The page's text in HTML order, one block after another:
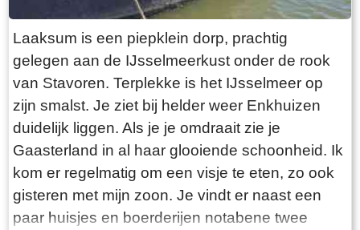
Laaksum is een piepklein dorp, prachtig
gelegen aan de IJsselmeerkust onder de rook
van Stavoren. Terplekke is het IJsselmeer op
zijn smalst. Je ziet bij helder weer Enkhuizen
duidelijk liggen. Als je je omdraait zie je
Gaasterland in al haar glooiende schoonheid. Ik
kom er regelmatig om een visje te eten, zo ook
gisteren met mijn zoon. Je vindt er naast een
paar huisjes en boerderijen notabene twee